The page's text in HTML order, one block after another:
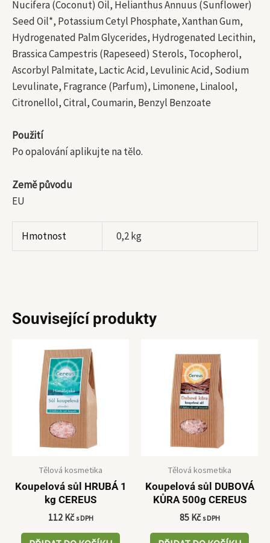
Nucifera (Coconut) Oil, Helianthus Annuus (Sunflower)
Seed Oil*, Potassium Cetyl Phosphate, Xanthan Gum,
Hydrogenated Palm Glycerides, Hydrogenated Lecithin,
Brassica Campestris (Rapeseed) Sterols, Tocopherol,
Ascorbyl Palmitate, Lactic Acid, Levulinic Acid, Sodium
Levulinate, Fragrance (Parfum), Limonene, Linalool,
Citronellol, Citral, Coumarin, Benzyl Benzoate
Použití
Po opalování aplikujte na tělo.
Země původu
EU
Hmotnost 0,2 kg
Související produkty
Tělová kosmetika
Koupelová sůl HRUBÁ 1
kg CEREUS
112 Kč s DPH
Tělová kosmetika
Koupelová sůl DUBOVÁ
KŮRA 500g CEREUS
85 Kč s DPH